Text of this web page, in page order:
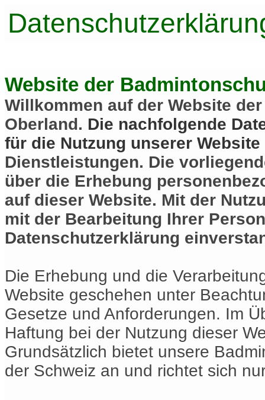
Website der
Willkommen auf der Website
Oberland. Die nachfolgende
für die Nutzung unserer Website
Dienstleistungen. Die
über die Erhebung
auf dieser Website. Mit der
mit der Bearbeitung Ihrer
Datenschutzerklärung
Die Erhebung und die
Website geschehen unter
Gesetze und Anforderungen. Im
Haftung bei der Nutzung dieser
Grundsätzlich bietet unsere
der Schweiz an und richtet sich